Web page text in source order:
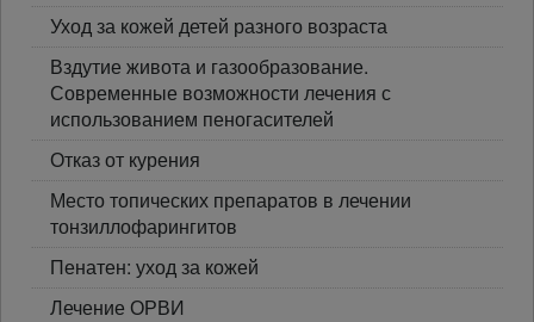
Уход за кожей детей разного возраста
Вздутие живота и газообразование.
Современные возможности лечения с
использованием пеногасителей
Отказ от курения
Место топических препаратов в лечении
тонзиллофарингитов
Пенатен: уход за кожей
Лечение ОРВИ